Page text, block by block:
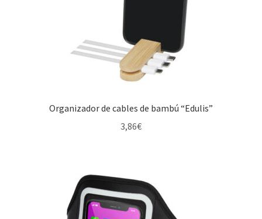
Organizador de cables de bambú “Edulis”
3,86€